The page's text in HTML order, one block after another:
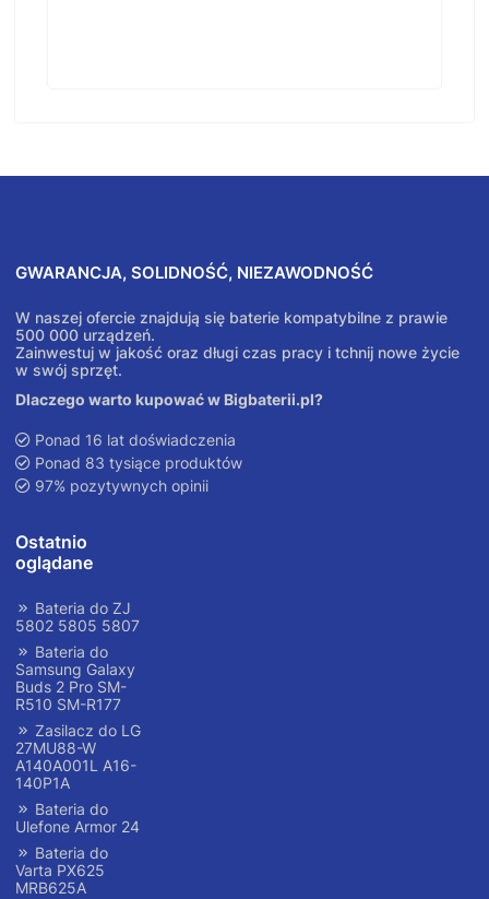
GWARANCJA, SOLIDNOŚĆ, NIEZAWODNOŚĆ
W naszej ofercie znajdują się baterie kompatybilne z prawie
500 000 urządzeń.
Zainwestuj w jakość oraz długi czas pracy i tchnij nowe życie
w swój sprzęt.
Dlaczego warto kupować w Bigbaterii.pl?
Ponad 16 lat doświadczenia
Ponad 83 tysiące produktów
97% pozytywnych opinii
Ostatnio
oglądane
Bateria do ZJ
5802 5805 5807
Bateria do
Samsung Galaxy
Buds 2 Pro SM-
R510 SM-R177
Zasilacz do LG
27MU88-W
A140A001L A16-
140P1A
Bateria do
Ulefone Armor 24
Bateria do
Varta PX625
MRB625A